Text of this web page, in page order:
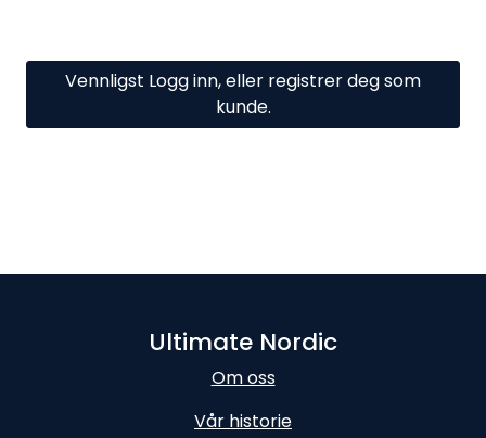
Vennligst Logg inn, eller registrer deg som
kunde.
Ultimate Nordic
Om oss
Vår historie